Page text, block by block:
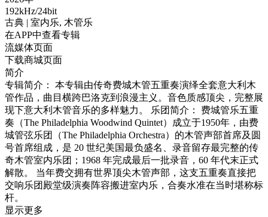
192kHz/24bit
古典 | 室内乐, 木管乐
在APP中查看专辑
流媒体页面
下载商城页面
简介
专辑简介： 本专辑由传奇费城木管五重奏演绎全套意大利木
管作品，曲目横跨巴洛克到浪漫主义。音色质感顶尖，完整展
现下意大利木管音乐的多样魅力。 乐团简介： 费城管乐五重
奏（The Philadelphia Woodwind Quintet）成立于1950年，由费
城管弦乐团（The Philadelphia Orchestra）的木管声部首席及圆
号首席组成，是 20 世纪美国最负盛名、录音留存最完整的传
奇木管室内乐团；1968 年完成最后一批录音，60 年代末正式
解散。 当年费交拥有世界顶尖木管声部，这支五重奏直接把
交响乐团殿堂级演奏阵容搬进室内乐，合奏水准在当时堪称标
杆。
显示更多